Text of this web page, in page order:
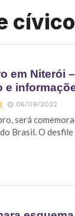
em Niterói
e
06/09/2022
será
Brasil. O